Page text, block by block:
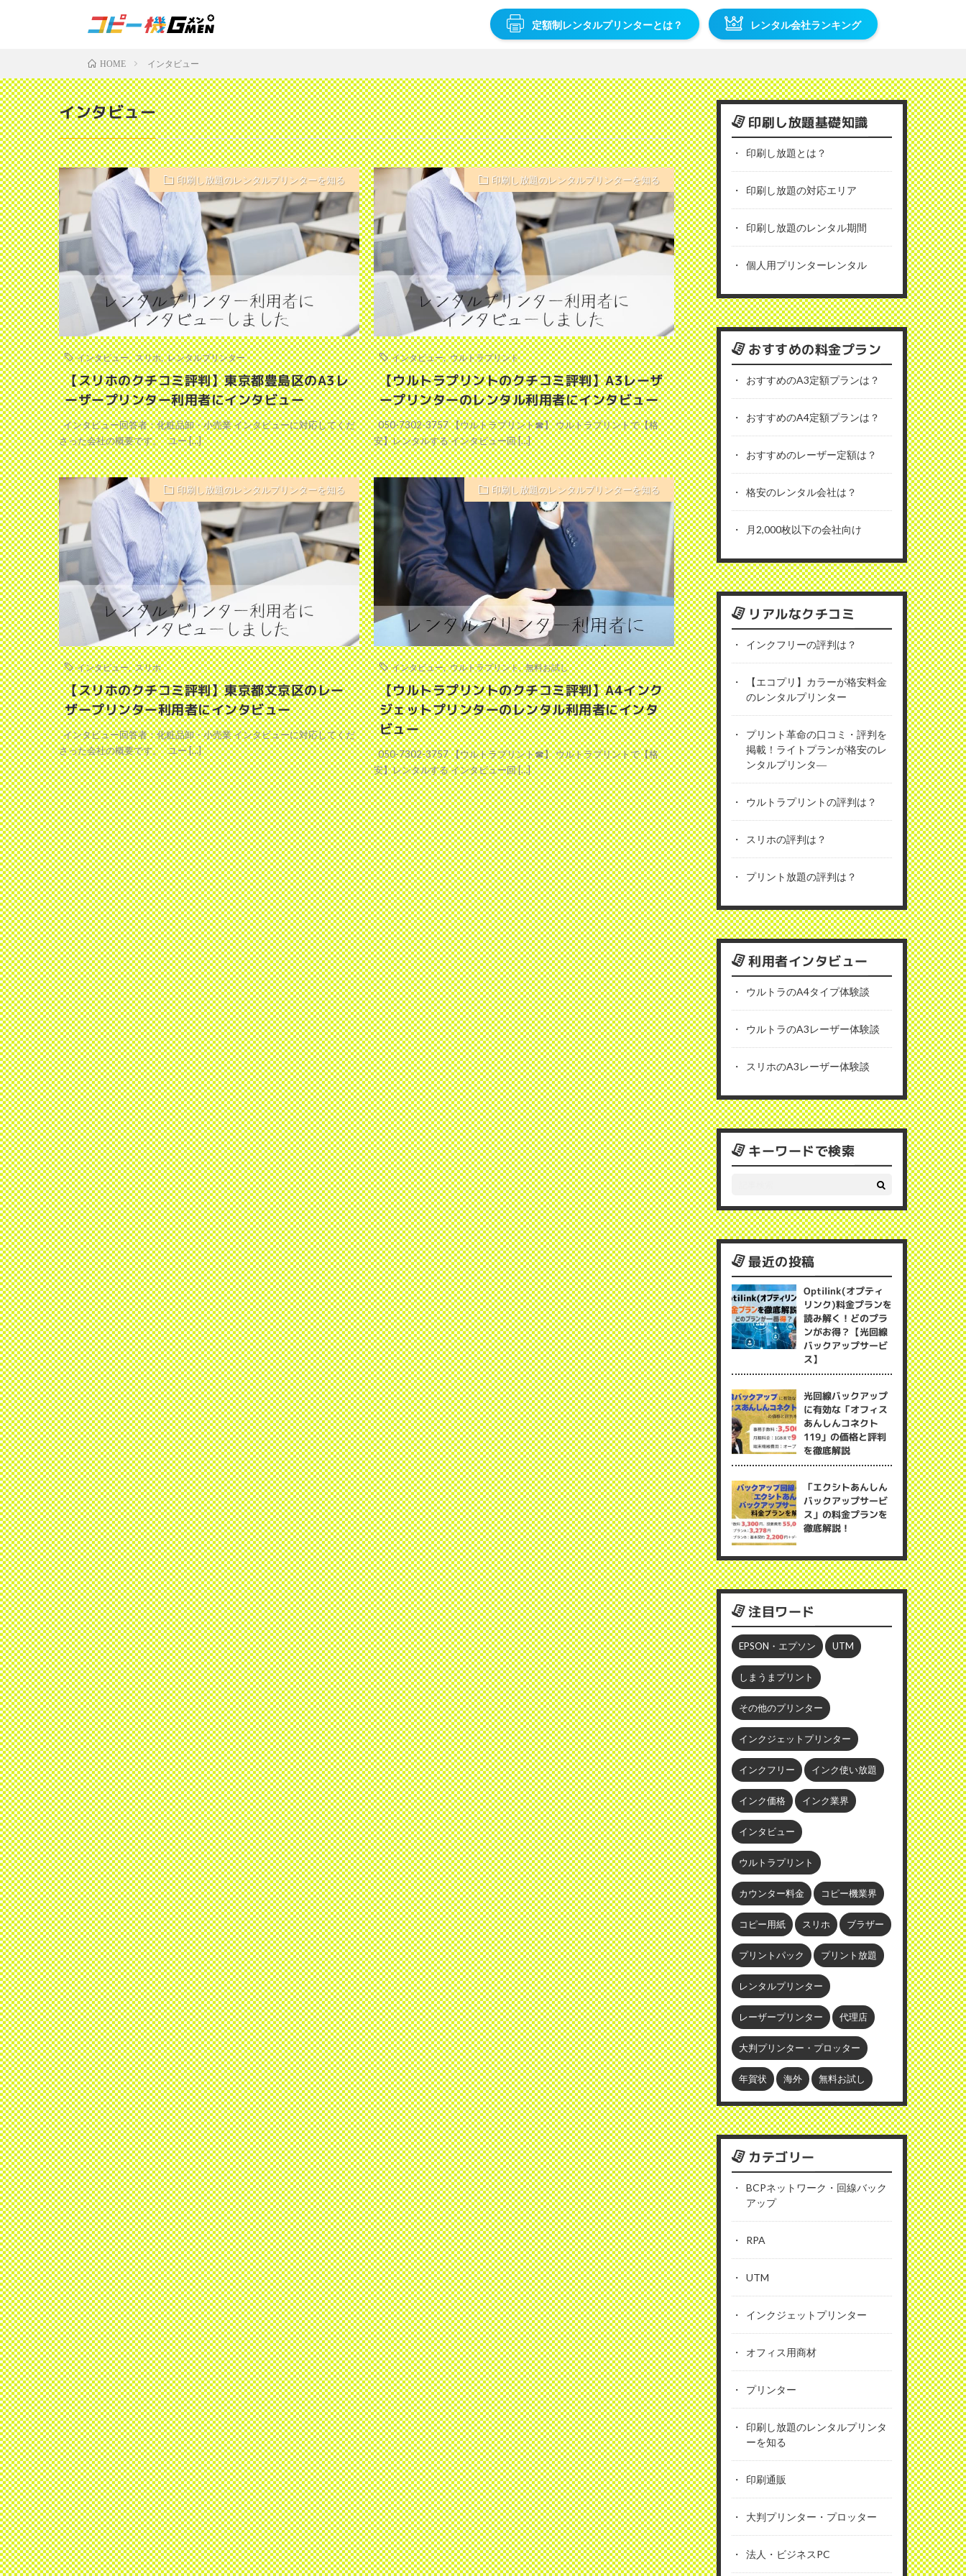
定額制レンタルプリンターとは？ レンタル会社ランキング
HOME インタビュー
インタビュー
印刷し放題のレンタルプリンターを知る
インタビュー,スリホ,レンタルプリンター
【スリホのクチコミ評判】東京都豊島区のA3レ
ーザープリンター利用者にインタビュー
インタビュー回答者：化粧品卸・小売業 インタビューに対応してくだ
さった会社の概要です。 ユー […]
印刷し放題のレンタルプリンターを知る
インタビュー,ウルトラプリント
【ウルトラプリントのクチコミ評判】A3レーザ
ープリンターのレンタル利用者にインタビュー
050-7302-3757 【ウルトラプリント☎】 ウルトラプリントで【格
安】レンタルする インタビュー回 […]
印刷し放題のレンタルプリンターを知る
インタビュー,スリホ
【スリホのクチコミ評判】東京都文京区のレー
ザープリンター利用者にインタビュー
インタビュー回答者：化粧品卸・小売業 インタビューに対応してくだ
さった会社の概要です。 ユー […]
印刷し放題のレンタルプリンターを知る
インタビュー,ウルトラプリント,無料お試し
【ウルトラプリントのクチコミ評判】A4インク
ジェットプリンターのレンタル利用者にインタ
ビュー
050-7302-3757 【ウルトラプリント☎】 ウルトラプリントで【格
安】レンタルする インタビュー回 […]
印刷し放題基礎知識
印刷し放題とは？
印刷し放題の対応エリア
印刷し放題のレンタル期間
個人用プリンターレンタル
おすすめの料金プラン
おすすめのA3定額プランは？
おすすめのA4定額プランは？
おすすめのレーザー定額は？
格安のレンタル会社は？
月2,000枚以下の会社向け
リアルなクチコミ
インクフリーの評判は？
【エコプリ】カラーが格安料金
のレンタルプリンター
プリント革命の口コミ・評判を
掲載！ライトプランが格安のレ
ンタルプリンタ―
ウルトラプリントの評判は？
スリホの評判は？
プリント放題の評判は？
利用者インタビュー
ウルトラのA4タイプ体験談
ウルトラのA3レーザー体験談
スリホのA3レーザー体験談
キーワードで検索
最近の投稿
Optilink(オプティ
リンク)料金プランを
読み解く！どのプラ
ンがお得？【光回線
バックアップサービ
ス】
光回線バックアップ
に有効な「オフィス
あんしんコネクト
119」の価格と評判
を徹底解説
「エクシトあんしん
バックアップサービ
ス」の料金プランを
徹底解説！
注目ワード
EPSON・エプソン UTM
しまうまプリント
その他のプリンター
インクジェットプリンター
インクフリー インク使い放題
インク価格 インク業界
インタビュー
ウルトラプリント
カウンター料金 コピー機業界
コピー用紙 スリホ ブラザー
プリントパック プリント放題
レンタルプリンター
レーザープリンター 代理店
大判プリンター・プロッター
年賀状 海外 無料お試し
カテゴリー
BCPネットワーク・回線バック
アップ
RPA
UTM
インクジェットプリンター
オフィス用商材
プリンター
印刷し放題のレンタルプリンタ
ーを知る
印刷通販
大判プリンター・プロッター
法人・ビジネスPC